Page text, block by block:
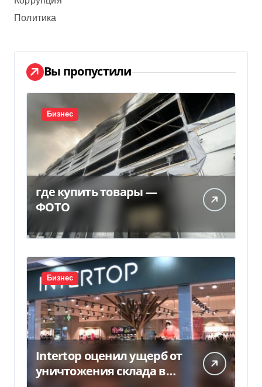
Политика
Вы пропустили
Бизнес
где купить товары —
ФОТО
Бизнес
Intertop оценил ущерб от
уничтожения склада в